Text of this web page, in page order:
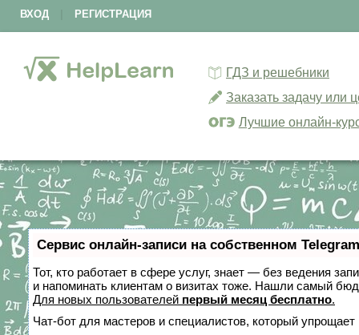
ВХОД РЕГИСТРАЦИЯ
ГДЗ и решебники
Заказать задачу или
Лучшие онлайн-
Сервис онлайн-записи на собственном
Тот, кто работает в сфере услуг, знает — без ведения
и напоминать клиентам о визитах тоже. Нашли самый
Для новых пользователей первый месяц бесплатно.
Чат-бот для мастеров и специалистов, который упрощает